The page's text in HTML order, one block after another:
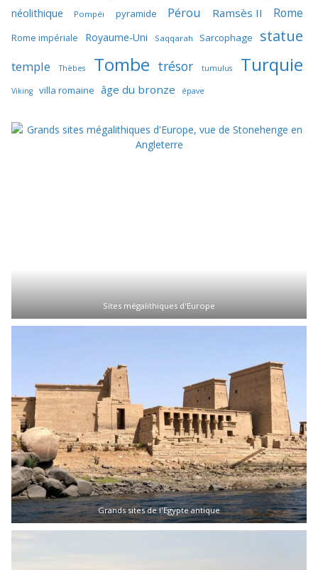
néolithique Pompéi pyramide Pérou Ramsès II Rome
Rome impériale Royaume-Uni Saqqarah Sarcophage statue
temple Thèbes Tombe trésor tumulus Turquie
Viking villa romaine âge du bronze épave
Sites mégalithiques d'Europe
Grands sites de l'Egypte antique